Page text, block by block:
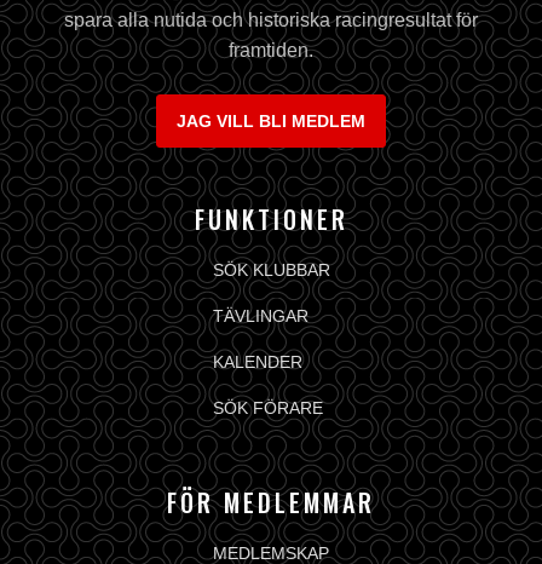
spara alla nutida och historiska racingresultat för
framtiden.
JAG VILL BLI MEDLEM
FUNKTIONER
SÖK KLUBBAR
TÄVLINGAR
KALENDER
SÖK FÖRARE
FÖR MEDLEMMAR
MEDLEMSKAP